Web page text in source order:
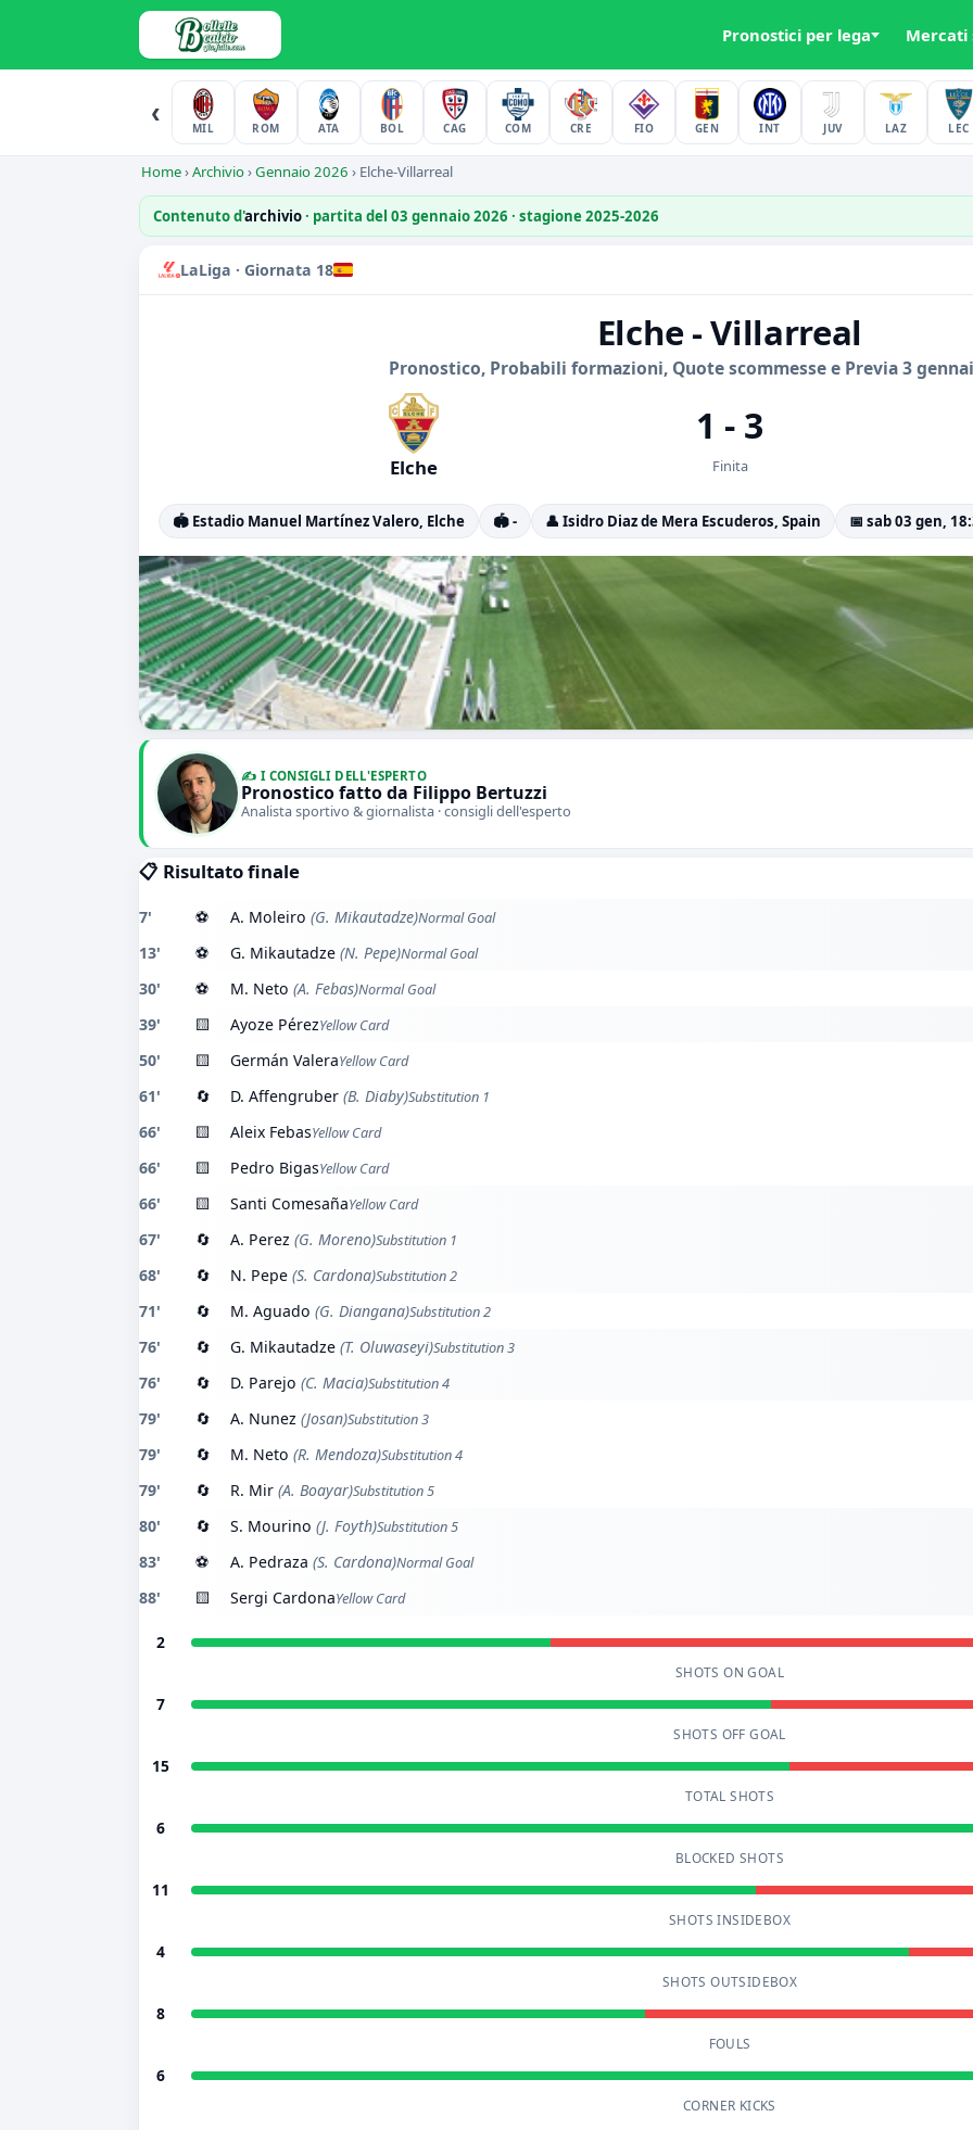
Pronostici per lega Mercati
‹
MIL ROM ATA BOL CAG COM CRE FIO GEN INT JUV LAZ LEC
Home›Archivio›Gennaio 2026 › Elche-Villarreal
Contenuto d'archivio· partita del 03 gennaio 2026 · stagione 2025-2026
LaLiga · Giornata 18
Elche - Villarreal
Pronostico, Probabili formazioni, Quote scommesse e Previa 3
Elche
1 - 3
Finita
🏟️ Estadio Manuel Martínez Valero, Elche 🏟️ - 👤 Isidro Diaz de Mera Escuderos, Spain 📅 sab 03 gen,
✍️ I CONSIGLI DELL'ESPERTO
Pronostico fatto da Filippo Bertuzzi
Analista sportivo & giornalista · consigli dell'esperto
📋 Risultato finale
7' ⚽ A. Moleiro (G. Mikautadze)Normal Goal
13' ⚽ G. Mikautadze (N. Pepe)Normal Goal
30' ⚽ M. Neto (A. Febas)Normal Goal
39' 🟨 Ayoze PérezYellow Card
50' 🟨 Germán ValeraYellow Card
61' 🔄 D. Affengruber (B. Diaby)Substitution 1
66' 🟨 Aleix FebasYellow Card
66' 🟨 Pedro BigasYellow Card
66' 🟨 Santi ComesañaYellow Card
67' 🔄 A. Perez (G. Moreno)Substitution 1
68' 🔄 N. Pepe (S. Cardona)Substitution 2
71' 🔄 M. Aguado (G. Diangana)Substitution 2
76' 🔄 G. Mikautadze (T. Oluwaseyi)Substitution 3
76' 🔄 D. Parejo (C. Macia)Substitution 4
79' 🔄 A. Nunez (Josan)Substitution 3
79' 🔄 M. Neto (R. Mendoza)Substitution 4
79' 🔄 R. Mir (A. Boayar)Substitution 5
80' 🔄 S. Mourino (J. Foyth)Substitution 5
83' ⚽ A. Pedraza (S. Cardona)Normal Goal
88' 🟨 Sergi CardonaYellow Card
2
SHOTS ON GOAL
7
SHOTS OFF GOAL
15
TOTAL SHOTS
6
BLOCKED SHOTS
11
SHOTS INSIDEBOX
4
SHOTS OUTSIDEBOX
8
FOULS
6
CORNER KICKS